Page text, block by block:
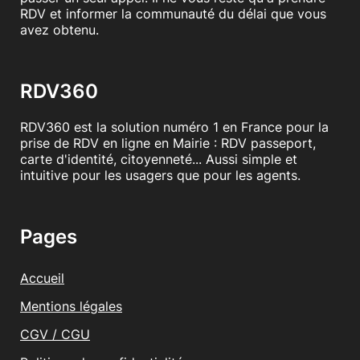
RDV et informer la communauté du délai que vous
avez obtenu.
RDV360
RDV360 est la solution numéro 1 en France pour la
prise de RDV en ligne en Mairie : RDV passeport,
carte d'identité, citoyenneté... Aussi simple et
intuitive pour les usagers que pour les agents.
Pages
Accueil
Mentions légales
CGV / CGU